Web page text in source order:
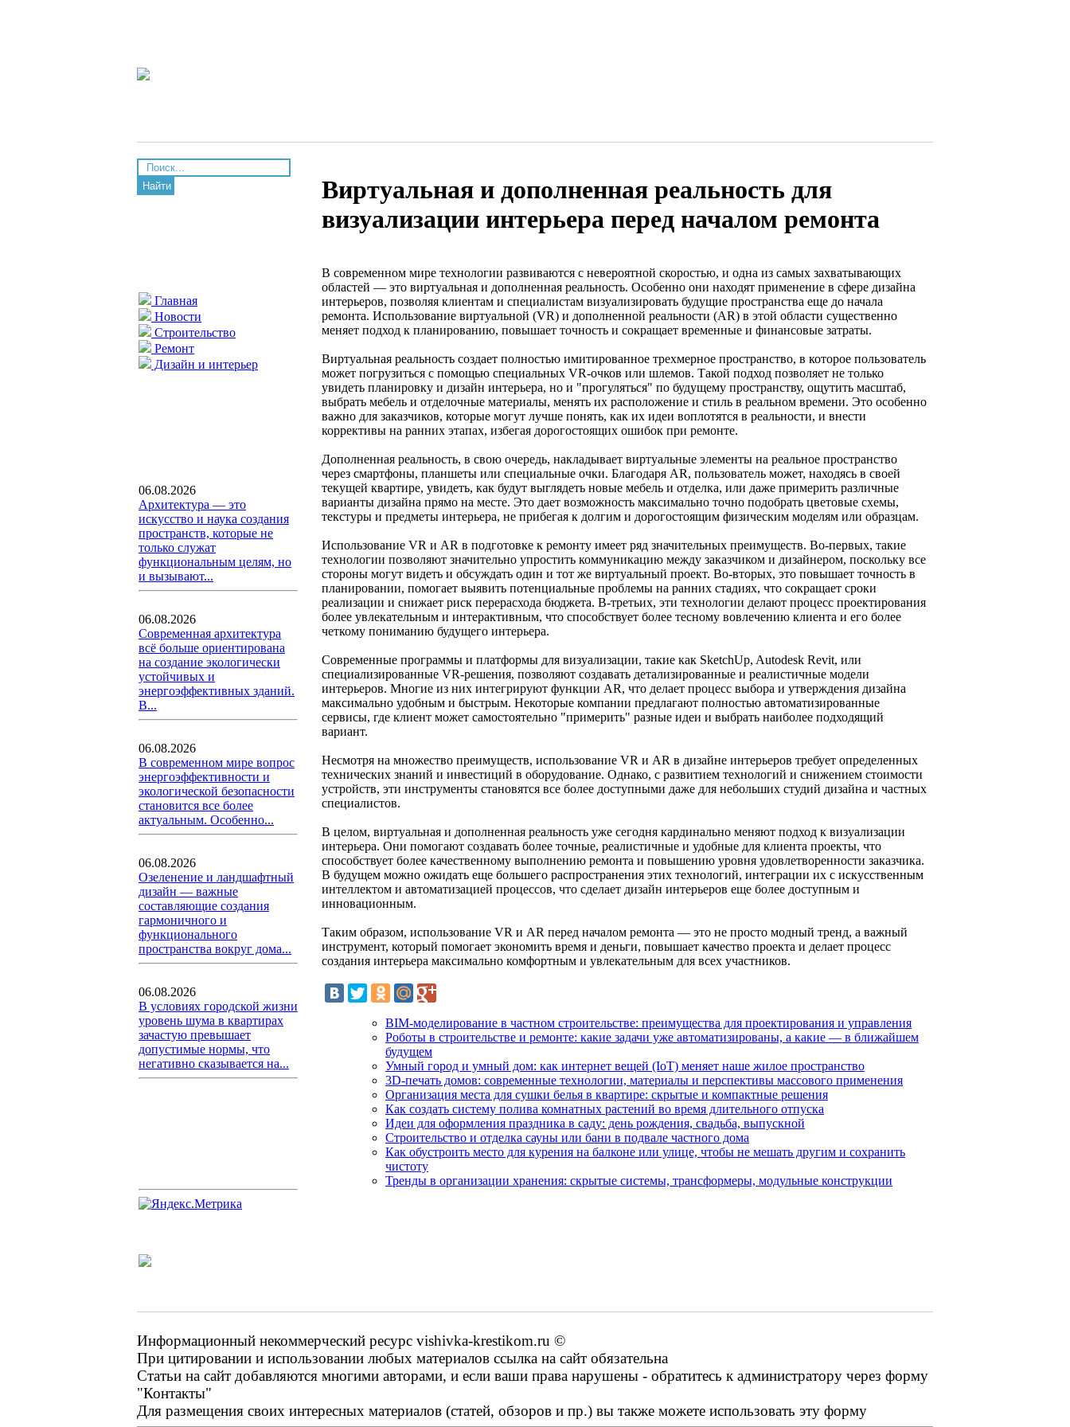
Найти
Главная
Новости
Строительство
Ремонт
Дизайн и интерьер
06.08.2026
Архитектура — это
искусство и наука создания
пространств, которые не
только служат
функциональным целям, но
и вызывают...
06.08.2026
Современная архитектура
всё больше ориентирована
на создание экологически
устойчивых и
энергоэффективных зданий.
В...
06.08.2026
В современном мире вопрос
энергоэффективности и
экологической безопасности
становится все более
актуальным. Особенно...
06.08.2026
Озеленение и ландшафтный
дизайн — важные
составляющие создания
гармоничного и
функционального
пространства вокруг дома...
06.08.2026
В условиях городской жизни
уровень шума в квартирах
зачастую превышает
допустимые нормы, что
негативно сказывается на...
Виртуальная и дополненная реальность для
визуализации интерьера перед началом ремонта
В современном мире технологии развиваются с невероятной скоростью, и одна из самых захватывающих
областей — это виртуальная и дополненная реальность. Особенно они находят применение в сфере дизайна
интерьеров, позволяя клиентам и специалистам визуализировать будущие пространства еще до начала
ремонта. Использование виртуальной (VR) и дополненной реальности (AR) в этой области существенно
меняет подход к планированию, повышает точность и сокращает временные и финансовые затраты.
Виртуальная реальность создает полностью имитированное трехмерное пространство, в которое пользователь
может погрузиться с помощью специальных VR-очков или шлемов. Такой подход позволяет не только
увидеть планировку и дизайн интерьера, но и "прогуляться" по будущему пространству, ощутить масштаб,
выбрать мебель и отделочные материалы, менять их расположение и стиль в реальном времени. Это особенно
важно для заказчиков, которые могут лучше понять, как их идеи воплотятся в реальности, и внести
коррективы на ранних этапах, избегая дорогостоящих ошибок при ремонте.
Дополненная реальность, в свою очередь, накладывает виртуальные элементы на реальное пространство
через смартфоны, планшеты или специальные очки. Благодаря AR, пользователь может, находясь в своей
текущей квартире, увидеть, как будут выглядеть новые мебель и отделка, или даже примерить различные
варианты дизайна прямо на месте. Это дает возможность максимально точно подобрать цветовые схемы,
текстуры и предметы интерьера, не прибегая к долгим и дорогостоящим физическим моделям или образцам.
Использование VR и AR в подготовке к ремонту имеет ряд значительных преимуществ. Во-первых, такие
технологии позволяют значительно упростить коммуникацию между заказчиком и дизайнером, поскольку все
стороны могут видеть и обсуждать один и тот же виртуальный проект. Во-вторых, это повышает точность в
планировании, помогает выявить потенциальные проблемы на ранних стадиях, что сокращает сроки
реализации и снижает риск перерасхода бюджета. В-третьих, эти технологии делают процесс проектирования
более увлекательным и интерактивным, что способствует более тесному вовлечению клиента и его более
четкому пониманию будущего интерьера.
Современные программы и платформы для визуализации, такие как SketchUp, Autodesk Revit, или
специализированные VR-решения, позволяют создавать детализированные и реалистичные модели
интерьеров. Многие из них интегрируют функции AR, что делает процесс выбора и утверждения дизайна
максимально удобным и быстрым. Некоторые компании предлагают полностью автоматизированные
сервисы, где клиент может самостоятельно "примерить" разные идеи и выбрать наиболее подходящий
вариант.
Несмотря на множество преимуществ, использование VR и AR в дизайне интерьеров требует определенных
технических знаний и инвестиций в оборудование. Однако, с развитием технологий и снижением стоимости
устройств, эти инструменты становятся все более доступными даже для небольших студий дизайна и частных
специалистов.
В целом, виртуальная и дополненная реальность уже сегодня кардинально меняют подход к визуализации
интерьера. Они помогают создавать более точные, реалистичные и удобные для клиента проекты, что
способствует более качественному выполнению ремонта и повышению уровня удовлетворенности заказчика.
В будущем можно ожидать еще большего распространения этих технологий, интеграции их с искусственным
интеллектом и автоматизацией процессов, что сделает дизайн интерьеров еще более доступным и
инновационным.
Таким образом, использование VR и AR перед началом ремонта — это не просто модный тренд, а важный
инструмент, который помогает экономить время и деньги, повышает качество проекта и делает процесс
создания интерьера максимально комфортным и увлекательным для всех участников.
BIM-моделирование в частном строительстве: преимущества для проектирования и управления
Роботы в строительстве и ремонте: какие задачи уже автоматизированы, а какие — в ближайшем
будущем
Умный город и умный дом: как интернет вещей (IoT) меняет наше жилое пространство
3D-печать домов: современные технологии, материалы и перспективы массового применения
Организация места для сушки белья в квартире: скрытые и компактные решения
Как создать систему полива комнатных растений во время длительного отпуска
Идеи для оформления праздника в саду: день рождения, свадьба, выпускной
Строительство и отделка сауны или бани в подвале частного дома
Как обустроить место для курения на балконе или улице, чтобы не мешать другим и сохранить
чистоту
Тренды в организации хранения: скрытые системы, трансформеры, модульные конструкции
Информационный некоммерческий ресурс vishivka-krestikom.ru ©
При цитировании и использовании любых материалов ссылка на сайт обязательна
Статьи на сайт добавляются многими авторами, и если ваши права нарушены - обратитесь к администратору через форму
"Контакты"
Для размещения своих интересных материалов (статей, обзоров и пр.) вы также можете использовать эту форму